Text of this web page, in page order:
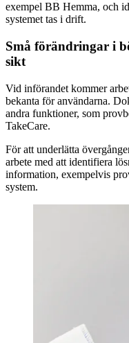
exempel BB Hemma, och
systemet tas i drift.
Små förändringar i
sikt
Vid införandet kommer
bekanta för användarna.
andra funktioner, som
TakeCare.
För att underlätta
arbete med att identifiera
information, exempelvis
system.